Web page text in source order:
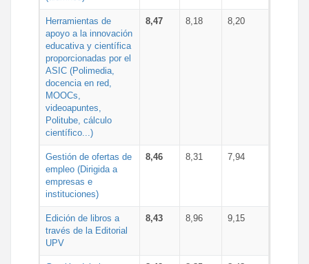
Herramientas de
apoyo a la innovación
educativa y científica
proporcionadas por el
ASIC (Polimedia,
docencia en red,
MOOCs,
videoapuntes,
Politube, cálculo
científico...)
8,47 8,18 8,20
Gestión de ofertas de
empleo (Dirigida a
empresas e
instituciones)
8,46 8,31 7,94
Edición de libros a
través de la Editorial
UPV
8,43 8,96 9,15